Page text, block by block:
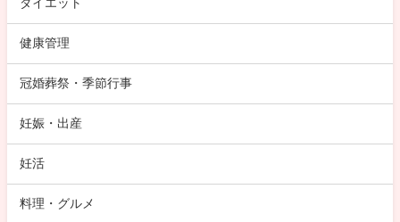
ダイエット
健康管理
冠婚葬祭・季節行事
妊娠・出産
妊活
料理・グルメ